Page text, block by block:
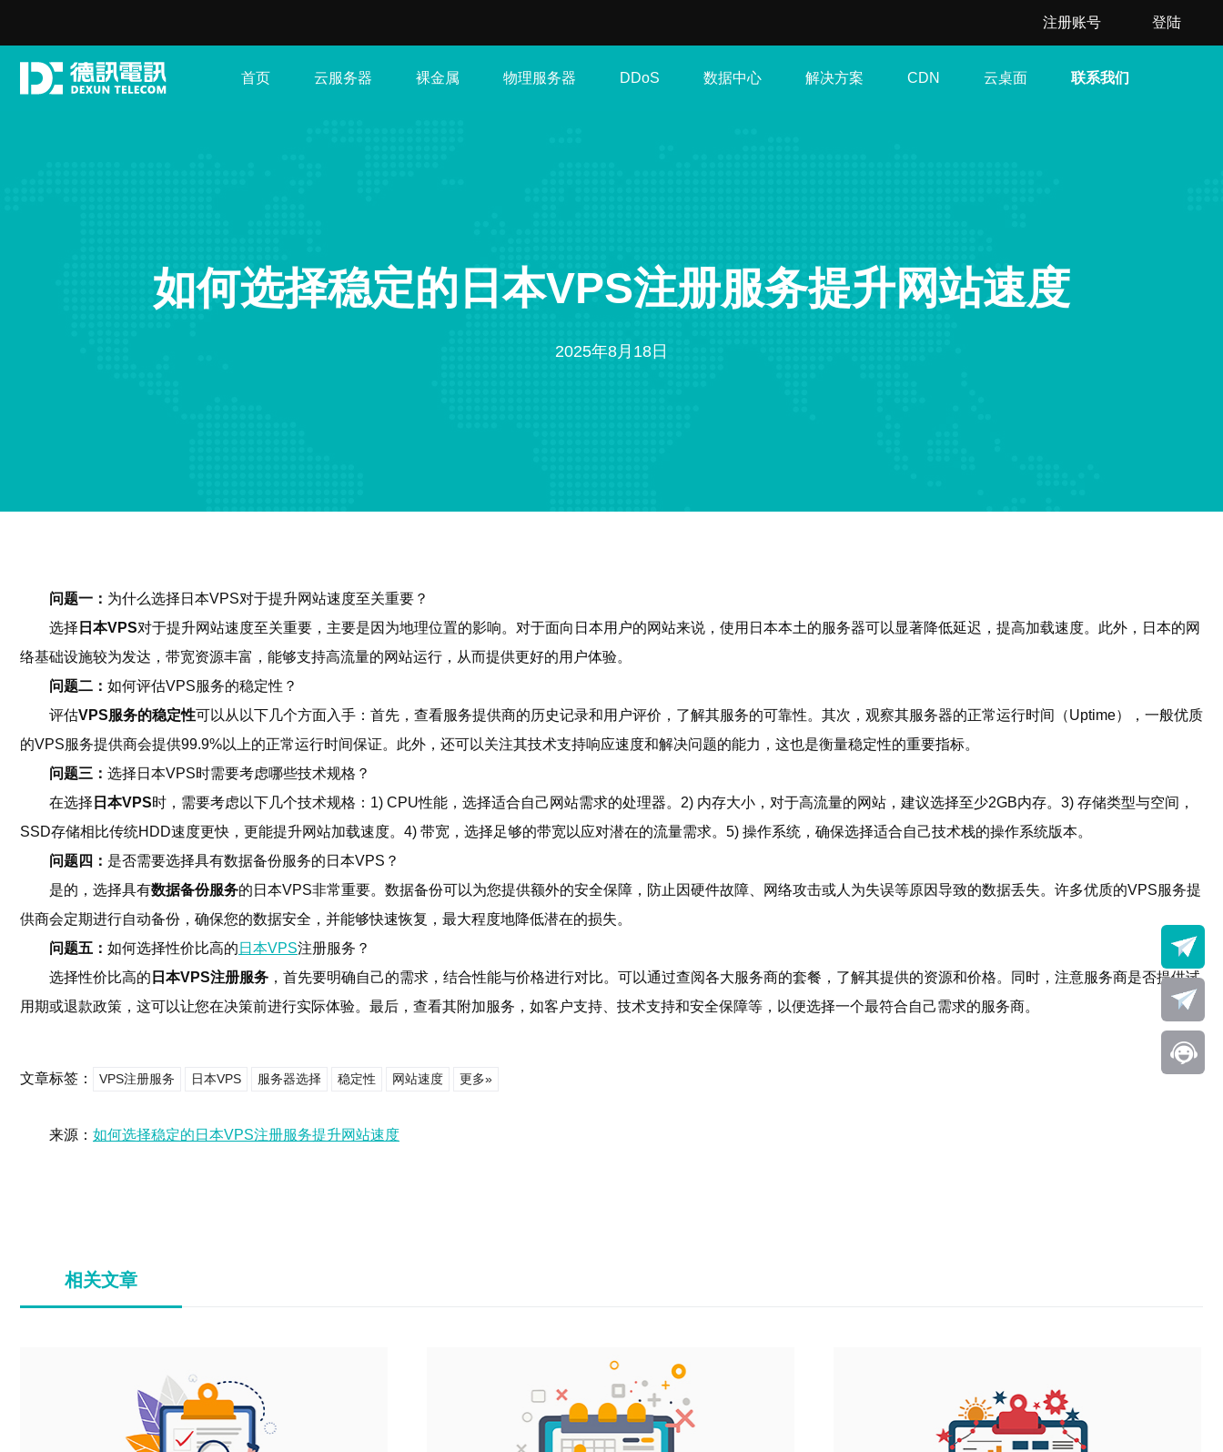
注册账号 登陆
首页 云服务器 裸金属 物理服务器 DDoS 数据中心 解决方案 CDN 云桌面 联系我们
如何选择稳定的日本VPS注册服务提升网站速度
2025年8月18日
问题一： 为什么选择日本VPS对于提升网站速度至关重要？
选择 日本VPS对于提升网站速度至关重要，主要是因为地理位置的影响。对于面向日本用户的网站来说，使用日本本土的服务器可以显著降低延迟，提高加载速度。此外，日本的网
络基础设施较为发达，带宽资源丰富，能够支持高流量的网站运行，从而提供更好的用户体验。
问题二： 如何评估VPS服务的稳定性？
评估VPS服务的稳定性可以从以下几个方面入手：首先，查看服务提供商的历史记录和用户评价，了解其服务的可靠性。其次，观察其服务器的正常运行时间（Uptime），一般优质
的VPS服务提供商会提供99.9%以上的正常运行时间保证。此外，还可以关注其技术支持响应速度和解决问题的能力，这也是衡量稳定性的重要指标。
问题三： 选择日本VPS时需要考虑哪些技术规格？
在选择 日本VPS时，需要考虑以下几个技术规格：1) CPU性能，选择适合自己网站需求的处理器。2) 内存大小，对于高流量的网站，建议选择至少2GB内存。3) 存储类型与空间，
SSD存储相比传统HDD速度更快，更能提升网站加载速度。4) 带宽，选择足够的带宽以应对潜在的流量需求。5) 操作系统，确保选择适合自己技术栈的操作系统版本。
问题四： 是否需要选择具有数据备份服务的日本VPS？
是的，选择具有数据备份服务的日本VPS非常重要。数据备份可以为您提供额外的安全保障，防止因硬件故障、网络攻击或人为失误等原因导致的数据丢失。许多优质的VPS服务提
供商会定期进行自动备份，确保您的数据安全，并能够快速恢复，最大程度地降低潜在的损失。
问题五： 如何选择性价比高的 日本VPS注册服务？
选择性价比高的 日本VPS注册服务 ，首先要明确自己的需求，结合性能与价格进行对比。可以通过查阅各大服务商的套餐，了解其提供的资源和价格。同时，注意服务商是否提供试
用期或退款政策，这可以让您在决策前进行实际体验。最后，查看其附加服务，如客户支持、技术支持和安全保障等，以便选择一个最符合自己需求的服务商。
文章标签： VPS注册服务 日本VPS 服务器选择 稳定性 网站速度 更多»
来源： 如何选择稳定的日本VPS注册服务提升网站速度
相关文章